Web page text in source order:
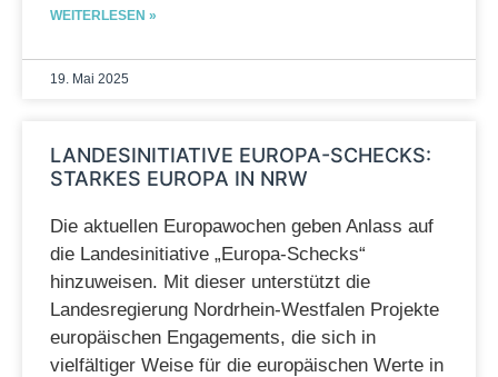
WEITERLESEN »
19. Mai 2025
LANDESINITIATIVE EUROPA-SCHECKS:
STARKES EUROPA IN NRW
Die aktuellen Europawochen geben Anlass auf
die Landesinitiative „Europa-Schecks“
hinzuweisen. Mit dieser unterstützt die
Landesregierung Nordrhein-Westfalen Projekte
europäischen Engagements, die sich in
vielfältiger Weise für die europäischen Werte in